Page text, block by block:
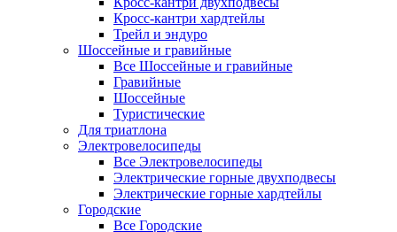
Кросс-кантри хардтейлы
Трейл и эндуро
Шоссейные и гравийные
Все Шоссейные и гравийные
Гравийные
Шоссейные
Туристические
Для триатлона
Электровелосипеды
Все Электровелосипеды
Электрические горные двухподвесы
Электрические горные хардтейлы
Городские
Все Городские